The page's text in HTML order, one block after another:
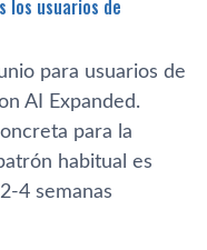
los usuarios de
para usuarios de
AI Expanded.
para la
habitual es
4 semanas